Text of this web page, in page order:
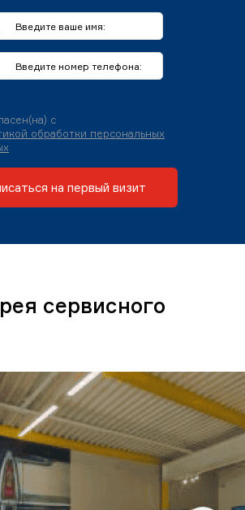
с
обработки персональных
на первый визит
сервисного